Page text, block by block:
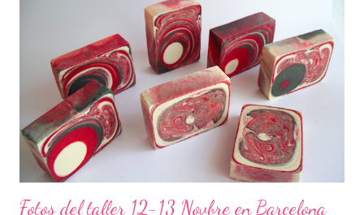
Fotos del taller 12-13 Novbre en Barcelona